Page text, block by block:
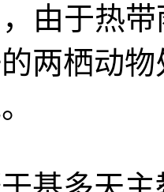
由于热
两栖动